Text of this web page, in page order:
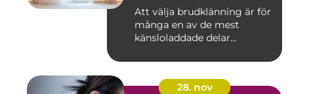
Att välja brudklänning är för
många en av de mest
känsloladdade delar...
28. nov